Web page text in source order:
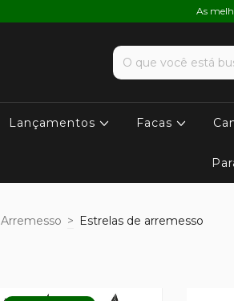
As
Lançamentos Facas
Arremesso > Estrelas de arremesso